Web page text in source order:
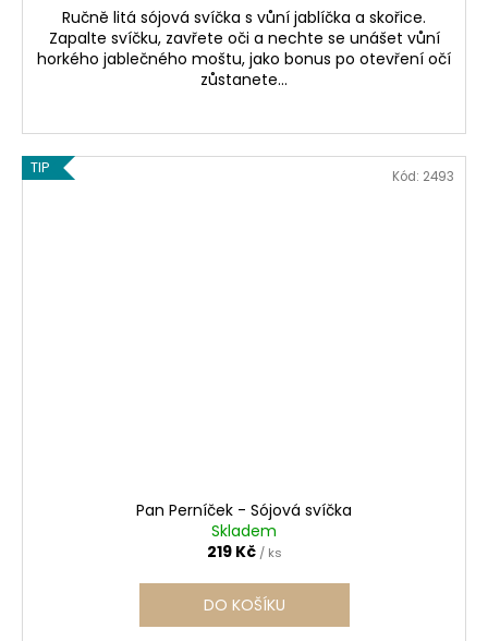
Ručně litá sójová svíčka s vůní jablíčka a skořice.
Zapalte svíčku, zavřete oči a nechte se unášet vůní
horkého jablečného moštu, jako bonus po otevření očí
zůstanete...
TIP
Pan Perníček - Sójová svíčka
Skladem
219 Kč / ks
DO KOŠÍKU
Kód: 2493